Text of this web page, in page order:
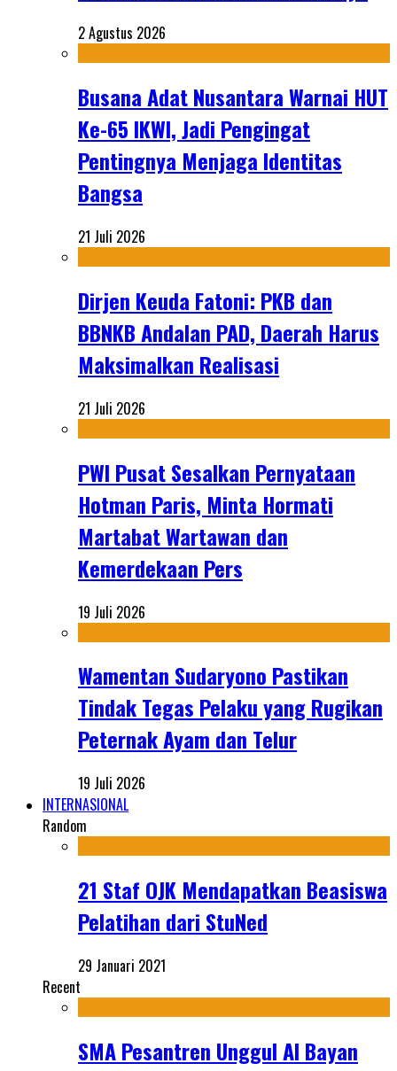
2 Agustus 2026
Busana Adat Nusantara Warnai HUT
Ke-65 IKWI, Jadi Pengingat
Pentingnya Menjaga Identitas
Bangsa
21 Juli 2026
Dirjen Keuda Fatoni: PKB dan
BBNKB Andalan PAD, Daerah Harus
Maksimalkan Realisasi
21 Juli 2026
PWI Pusat Sesalkan Pernyataan
Hotman Paris, Minta Hormati
Martabat Wartawan dan
Kemerdekaan Pers
19 Juli 2026
Wamentan Sudaryono Pastikan
Tindak Tegas Pelaku yang Rugikan
Peternak Ayam dan Telur
19 Juli 2026
INTERNASIONAL
Random
21 Staf OJK Mendapatkan Beasiswa
Pelatihan dari StuNed
29 Januari 2021
Recent
SMA Pesantren Unggul Al Bayan